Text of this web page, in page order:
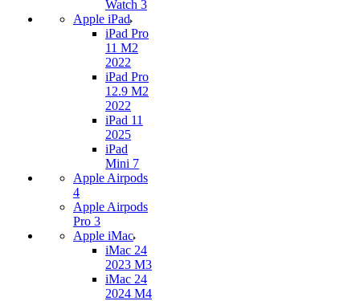
Watch 3
Apple iPad
iPad Pro
11 M2
2022
iPad Pro
12.9 M2
2022
iPad 11
2025
iPad
Mini 7
Apple Airpods
4
Apple Airpods
Pro 3
Apple iMac
iMac 24
2023 M3
iMac 24
2024 M4